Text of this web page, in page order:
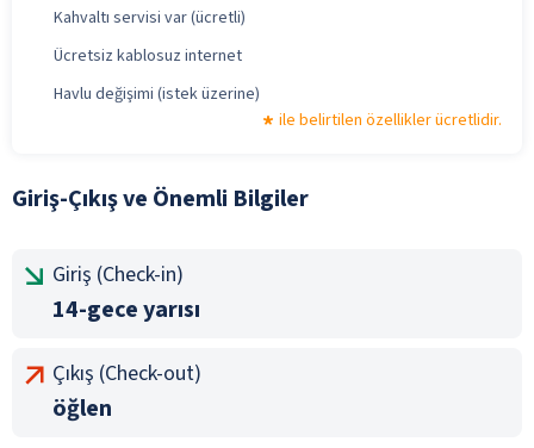
Kahvaltı servisi var (ücretli)
Ücretsiz kablosuz internet
Havlu değişimi (istek üzerine)
ile belirtilen özellikler ücretlidir.
Giriş-Çıkış ve Önemli Bilgiler
Giriş (Check-in)
14-gece yarısı
Çıkış (Check-out)
öğlen